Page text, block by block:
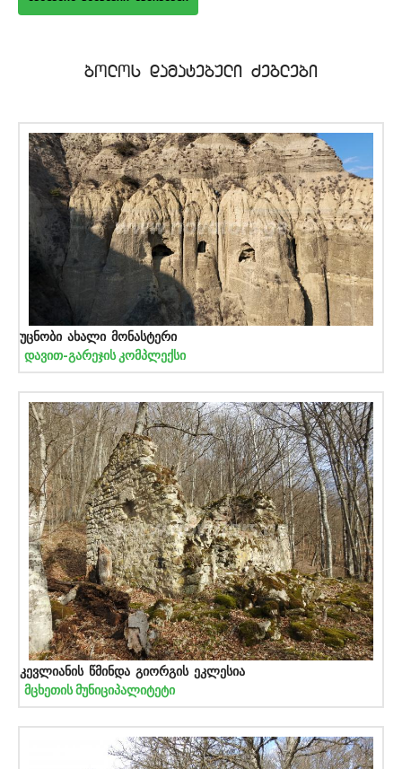
bolos damatebuli Zeglebi
უცნობი ახალი მონასტერი
დავით-გარეჯის კომპლექსი
კევლიანის წმინდა გიორგის ეკლესია
მცხეთის მუნიციპალიტეტი